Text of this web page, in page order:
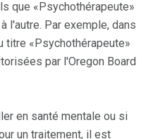
que «Psychothérapeute»
l'autre. Par exemple, dans
titre «Psychothérapeute»
par l'Oregon Board
en santé mentale ou si
un traitement, il est